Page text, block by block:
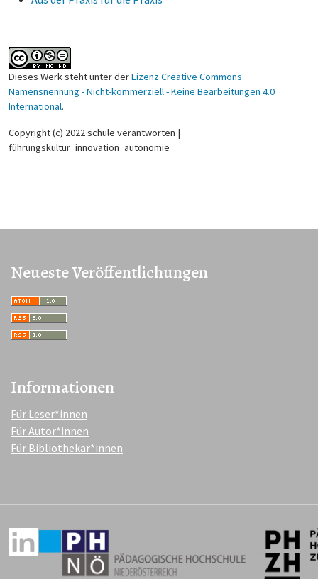
Dieses Werk steht unter derLizenz Creative Commons
Namensnennung - Nicht-kommerziell - Keine Bearbeitungen 4.0
International.
Copyright (c) 2022 schule verantworten |
führungskultur_innovation_autonomie
Neueste Veröffentlichungen
Informationen
Für Leser*innen
Für Autor*innen
Für Bibliothekar*innen